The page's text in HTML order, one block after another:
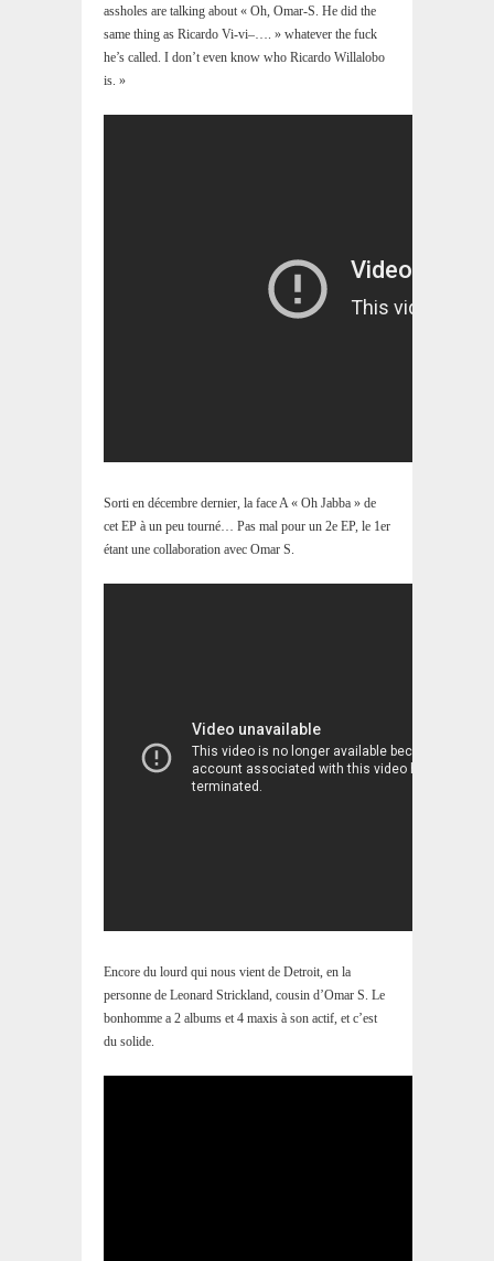
assholes are talking about « Oh, Omar-S. He did the
same thing as Ricardo Vi-vi–…. » whatever the fuck
he’s called. I don’t even know who Ricardo Willalobo
is. »
Sorti en décembre dernier, la face A « Oh Jabba » de
cet EP à un peu tourné… Pas mal pour un 2e EP, le 1er
étant une collaboration avec Omar S.
Encore du lourd qui nous vient de Detroit, en la
personne de Leonard Strickland, cousin d’Omar S. Le
bonhomme a 2 albums et 4 maxis à son actif, et c’est
du solide.